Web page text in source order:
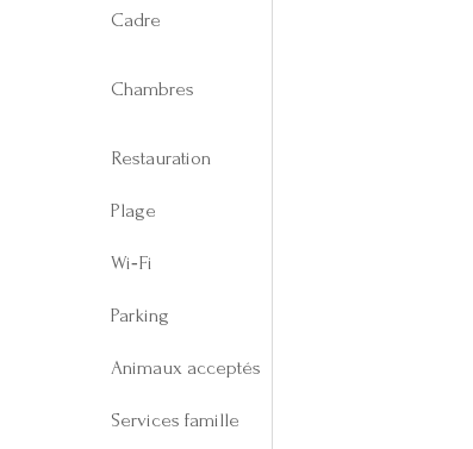
Cadre
Chambres
Restauration
Plage
Wi‑Fi
Parking
Animaux acceptés
Services famille